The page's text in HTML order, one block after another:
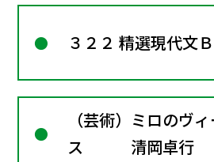
３２２ 精選現代文Ｂ
（芸術）ミロのヴ
ス 清岡卓行